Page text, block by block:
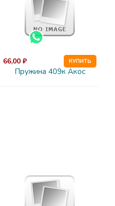
66,00 ₽ КУПИТЬ
Пружина 409к Акос